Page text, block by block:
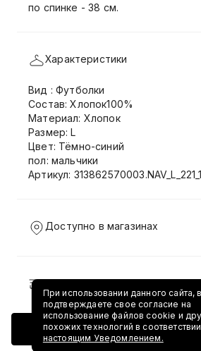
Добавить в
по спинке - 38 см.
Характеристики
Вид : Футболки
Состав: Хлопок100%
Материал: Хлопок
Размер: L
Цвет: Тёмно-синий
пол: мальчики
Артикул: 313862570003.NAV_L_221_1
Доступно в магазинах
Доставка и возврат
При использовании данного сайта,
подтверждаете свое согласие на
использование файлов cookie и
похожих технологий в соответствии
настоящим Уведомлением.